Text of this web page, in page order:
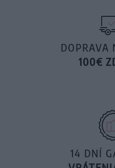
DOPRAVA
100€
14 DNÍ